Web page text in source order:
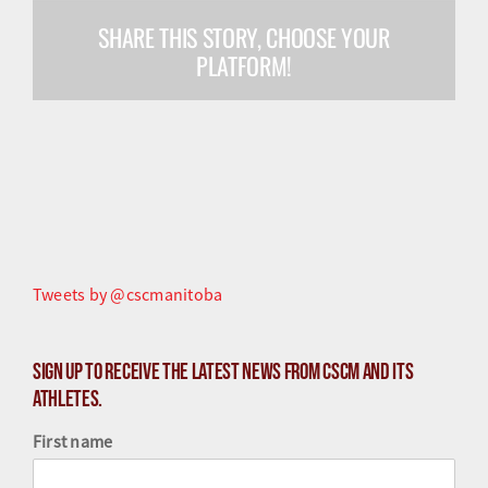
Olympiens et paralympiens
Quoi de neuf
SHARE THIS STORY, CHOOSE YOUR
PLATFORM!
Tweets by @cscmanitoba
Sign up to receive the latest news from CSCM and its
athletes.
First name